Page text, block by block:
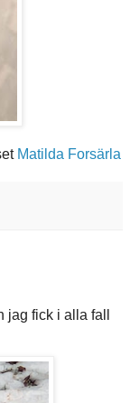
Matilda Forsärla
fick i alla fall